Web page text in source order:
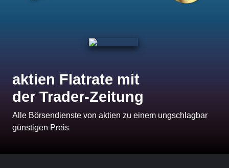
aktien Flatrate mit
der Trader-Zeitung
Alle Börsendienste von aktien zu einem ungschlagbar
günstigen Preis